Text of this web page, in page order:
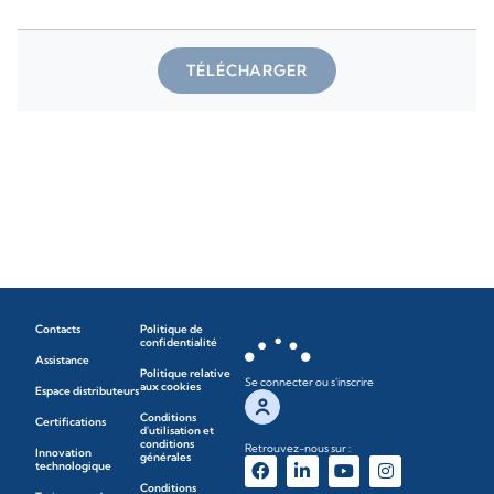
TÉLÉCHARGER
Contacts
Assistance
Espace distributeurs
Certifications
Innovation
technologique
Politique de
confidentialité
Politique relative
aux cookies
Conditions
d'utilisation et
conditions
générales
Conditions
Se connecter ou s'inscrire
Retrouvez-nous sur :